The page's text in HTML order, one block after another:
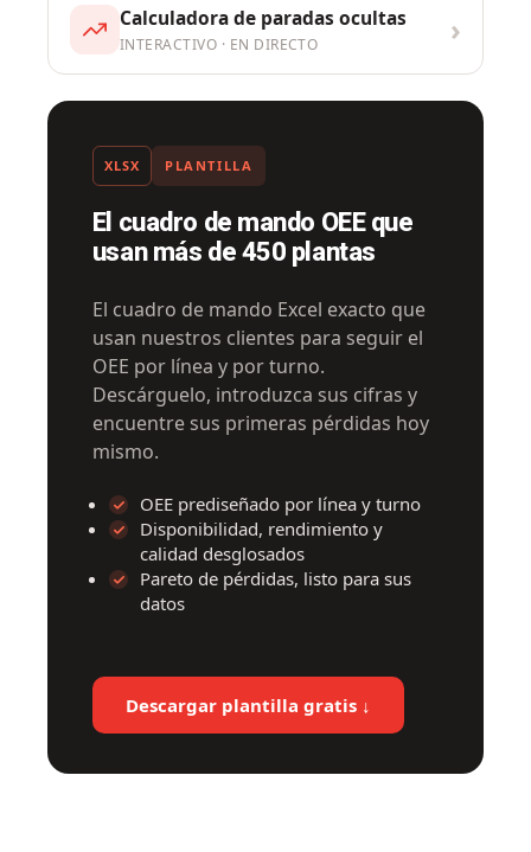
Calculadora de paradas ocultas
INTERACTIVO · EN DIRECTO ›
XLSX PLANTILLA
El cuadro de mando OEE que
usan más de 450 plantas
El cuadro de mando Excel exacto que
usan nuestros clientes para seguir el
OEE por línea y por turno.
Descárguelo, introduzca sus cifras y
encuentre sus primeras pérdidas hoy
mismo.
OEE prediseñado por línea y turno
Disponibilidad, rendimiento y
calidad desglosados
Pareto de pérdidas, listo para sus
datos
Descargar plantilla gratis ↓